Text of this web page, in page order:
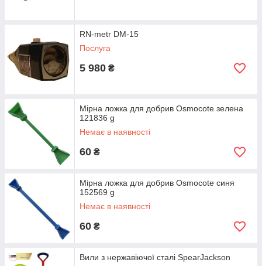
RN-metr DM-15
Послуга
5 980 ₴
Мірна ложка для добрив Osmocote зелена
121836 g
Немає в наявності
60 ₴
Мірна ложка для добрив Osmocote синя
152569 g
Немає в наявності
60 ₴
Вили з нержавіючої сталі SpearJackson